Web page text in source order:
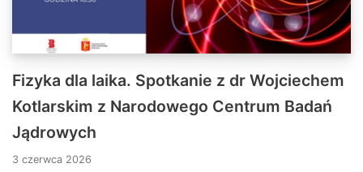
Fizyka dla laika. Spotkanie z dr Wojciechem
Kotlarskim z Narodowego Centrum Badań
Jądrowych
3 czerwca 2026